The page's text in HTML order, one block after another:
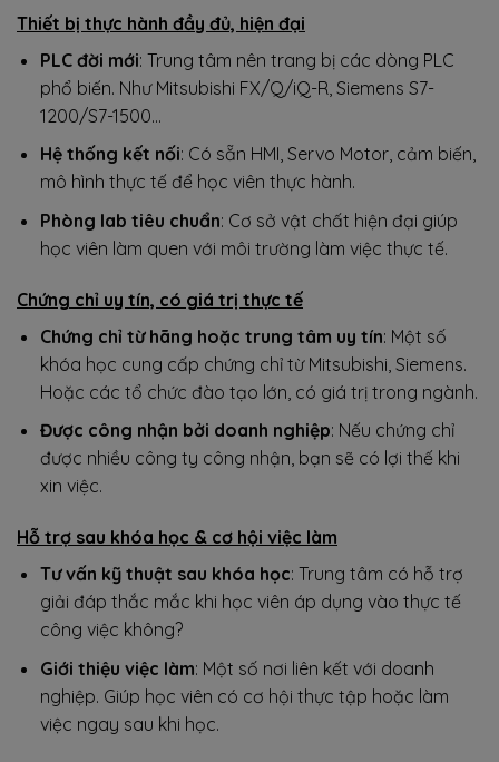
Thiết bị thực hành đầy đủ, hiện đại
PLC đời mới: Trung tâm nên trang bị các dòng PLC
phổ biến. Như Mitsubishi FX/Q/iQ-R, Siemens S7-
1200/S7-1500…
Hệ thống kết nối: Có sẵn HMI, Servo Motor, cảm biến,
mô hình thực tế để học viên thực hành.
Phòng lab tiêu chuẩn: Cơ sở vật chất hiện đại giúp
học viên làm quen với môi trường làm việc thực tế.
Chứng chỉ uy tín, có giá trị thực tế
Chứng chỉ từ hãng hoặc trung tâm uy tín: Một số
khóa học cung cấp chứng chỉ từ Mitsubishi, Siemens.
Hoặc các tổ chức đào tạo lớn, có giá trị trong ngành.
Được công nhận bởi doanh nghiệp: Nếu chứng chỉ
được nhiều công ty công nhận, bạn sẽ có lợi thế khi
xin việc.
Hỗ trợ sau khóa học & cơ hội việc làm
Tư vấn kỹ thuật sau khóa học: Trung tâm có hỗ trợ
giải đáp thắc mắc khi học viên áp dụng vào thực tế
công việc không?
Giới thiệu việc làm: Một số nơi liên kết với doanh
nghiệp. Giúp học viên có cơ hội thực tập hoặc làm
việc ngay sau khi học.